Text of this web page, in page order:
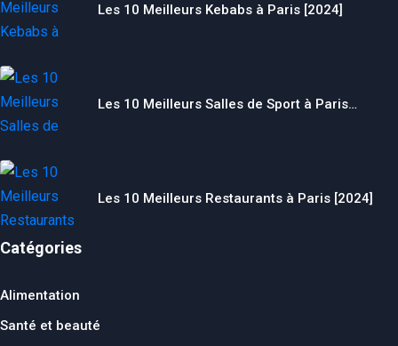
Les 10 Meilleurs Kebabs à Paris [2024]
Les 10 Meilleurs Salles de Sport à Paris…
Les 10 Meilleurs Restaurants à Paris [2024]
Catégories
Alimentation
Santé et beauté